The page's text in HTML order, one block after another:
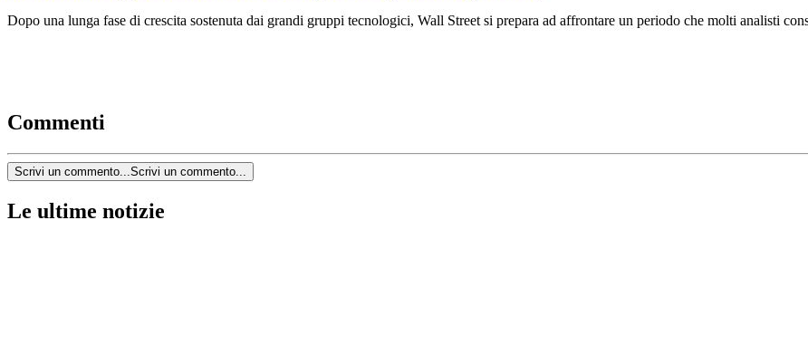
Dopo una lunga fase di crescita sostenuta dai grandi gruppi tecnologici, Wall Street si prepara ad affrontare un periodo che molti analisti
Commenti
Scrivi un commento... Scrivi un commento...
Le ultime notizie